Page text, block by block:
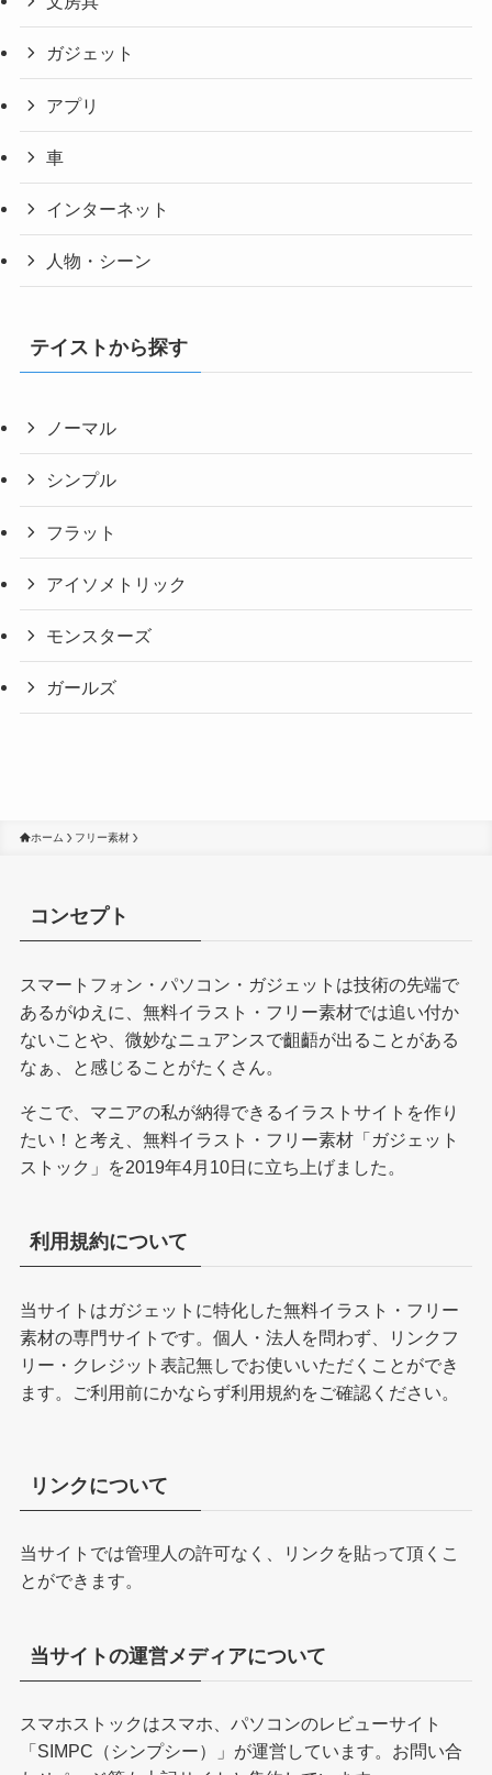
ガジェット
アプリ
車
インターネット
人物・シーン
テイストから探す
ノーマル
シンプル
フラット
アイソメトリック
モンスターズ
ガールズ
ホーム フリー素材
コンセプト
スマートフォン・パソコン・ガジェットは技術の先端で
あるがゆえに、無料イラスト・フリー素材では追い付か
ないことや、微妙なニュアンスで齟齬が出ることがある
なぁ、と感じることがたくさん。
そこで、マニアの私が納得できるイラストサイトを作り
たい！と考え、無料イラスト・フリー素材「ガジェット
ストック」を2019年4月10日に立ち上げました。
利用規約について
当サイトはガジェットに特化した無料イラスト・フリー
素材の専門サイトです。個人・法人を問わず、リンクフ
リー・クレジット表記無しでお使いいただくことができ
ます。ご利用前にかならず利用規約をご確認ください。
リンクについて
当サイトでは管理人の許可なく、リンクを貼って頂くこ
とができます。
当サイトの運営メディアについて
スマホストックはスマホ、パソコンのレビューサイト
「 SIMPC（シンプシー）
」が運営しています。お問い合